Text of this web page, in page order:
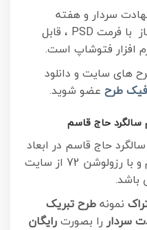
سردار و هفته
مقاومت بصورت کاملا لایه باز با فرمت PSD ، قابل
افزار فتوشاپ است.
های سایت و دانلود
طرحعضو شوید.
سالگرد حاج قاسم
حاج قاسم در ابعاد
پست و استوری اینستاگرام و با رزولوشن 72 از سایت
باشد.
نمونه طرح تبریک
سردار را بصورت رایگان